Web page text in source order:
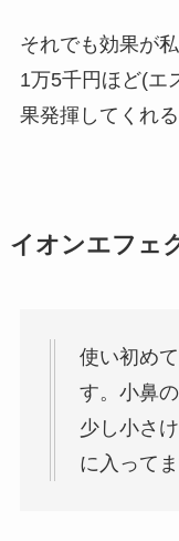
それでも効果が
1万5千円ほど(エ
果発揮してくれ
イオンエフェ
使い初め
す。小鼻
少し小さ
に入って